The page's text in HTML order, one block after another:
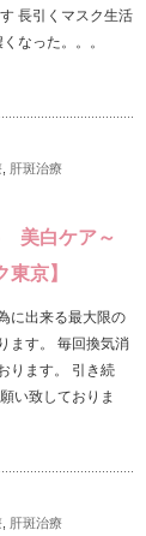
長引くマスク生活
なった。。。
, 肝斑治療
美白ケア～
京】
に出来る最大限の
ます。 毎回換気消
ります。 引き続
い致しておりま
, 肝斑治療